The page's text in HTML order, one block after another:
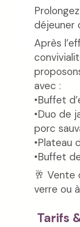
Après
avec :
•Buffet
•Duo de
porc
•Plateau
•Buffet
🥂 Vente
verre ou
Tarifs